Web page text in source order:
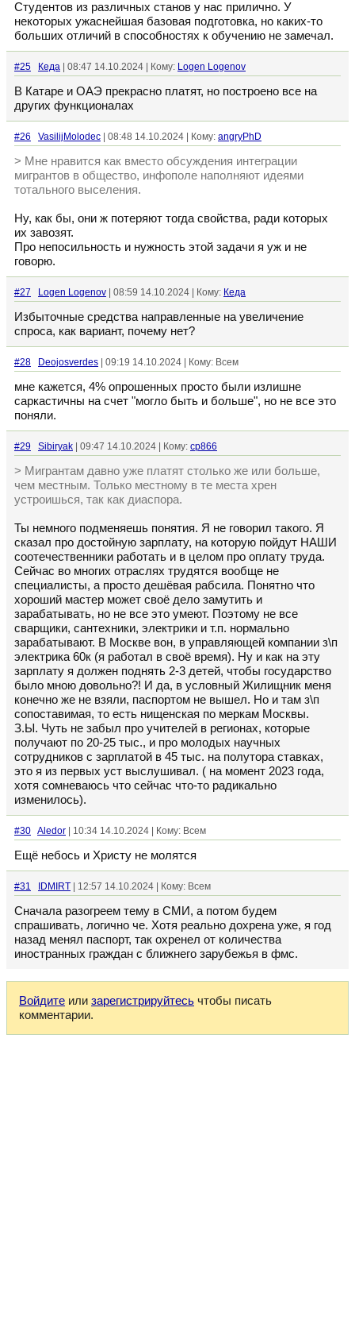
Студентов из различных станов у нас прилично. У
некоторых ужаснейшая базовая подготовка, но каких-то
больших отличий в способностях к обучению не замечал.
#25 Кеда | 08:47 14.10.2024 | Кому: Logen Logenov
В Катаре и ОАЭ прекрасно платят, но построено все на
других функционалах
#26 VasilijMolodec | 08:48 14.10.2024 | Кому: angryPhD
> Мне нравится как вместо обсуждения интеграции
мигрантов в общество, инфополе наполняют идеями
тотального выселения.
Ну, как бы, они ж потеряют тогда свойства, ради которых
их завозят.
Про непосильность и нужность этой задачи я уж и не
говорю.
#27 Logen Logenov | 08:59 14.10.2024 | Кому: Кеда
Избыточные средства направленные на увеличение
спроса, как вариант, почему нет?
#28 Deojosverdes | 09:19 14.10.2024 | Кому: Всем
мне кажется, 4% опрошенных просто были излишне
саркастичны на счет "могло быть и больше", но не все это
поняли.
#29 Sibiryak | 09:47 14.10.2024 | Кому: cp866
> Мигрантам давно уже платят столько же или больше,
чем местным. Только местному в те места хрен
устроишься, так как диаспора.
Ты немного подменяешь понятия. Я не говорил такого. Я
сказал про достойную зарплату, на которую пойдут НАШИ
соотечественники работать и в целом про оплату труда.
Сейчас во многих отраслях трудятся вообще не
специалисты, а просто дешёвая рабсила. Понятно что
хороший мастер может своё дело замутить и
зарабатывать, но не все это умеют. Поэтому не все
сварщики, сантехники, электрики и т.п. нормально
зарабатывают. В Москве вон, в управляющей компании з\п
электрика 60к (я работал в своё время). Ну и как на эту
зарплату я должен поднять 2-3 детей, чтобы государство
было мною довольно?! И да, в условный Жилищник меня
конечно же не взяли, паспортом не вышел. Но и там з\п
сопоставимая, то есть нищенская по меркам Москвы.
З.Ы. Чуть не забыл про учителей в регионах, которые
получают по 20-25 тыс., и про молодых научных
сотрудников с зарплатой в 45 тыс. на полутора ставках,
это я из первых уст выслушивал. ( на момент 2023 года,
хотя сомневаюсь что сейчас что-то радикально
изменилось).
#30 Aledor | 10:34 14.10.2024 | Кому: Всем
Ещё небось и Христу не молятся
#31 IDMIRT | 12:57 14.10.2024 | Кому: Всем
Сначала разогреем тему в СМИ, а потом будем
спрашивать, логично че. Хотя реально дохрена уже, я год
назад менял паспорт, так охренел от количества
иностранных граждан с ближнего зарубежья в фмс.
Войдите или зарегистрируйтесь чтобы писать
комментарии.